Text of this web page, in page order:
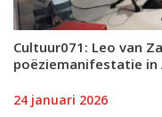
Cultuur071: Leo van
poëziemanifestatie in
24 januari 2026